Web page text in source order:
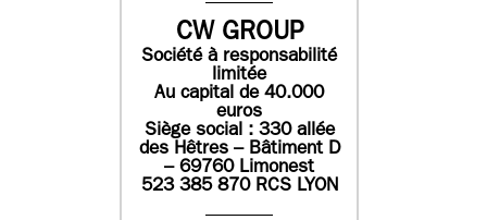
CW GROUP
Société à responsabilité
limitée
Au capital de 40.000
euros
Siège social : 330 allée
des Hêtres – Bâtiment D
– 69760 Limonest
523 385 870 RCS LYON